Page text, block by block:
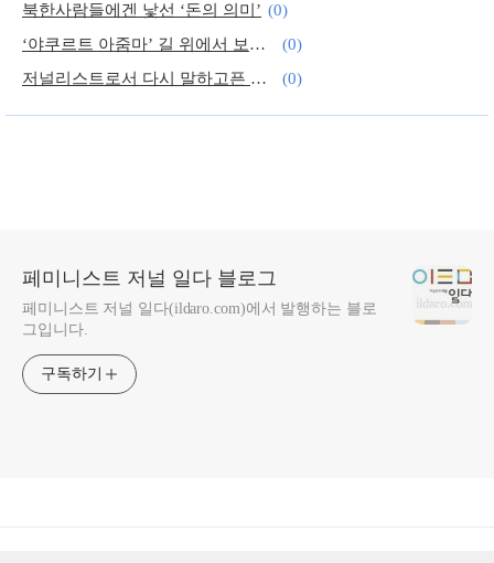
북한사람들에겐 낯선 ‘돈의 의미’ (0)
‘야쿠르트 아줌마’ 길 위에서 보낸 사계절
(0)
저널리스트로서 다시 말하고픈 여성주의
(0)
‘성적 소수자’가 일하기 좋은 직장을 만들자
(0)
페미니스트 저널 일다 블로그
페미니스트 저널 일다(ildaro.com)에서 발행하는 블로
그입니다.
구독하기